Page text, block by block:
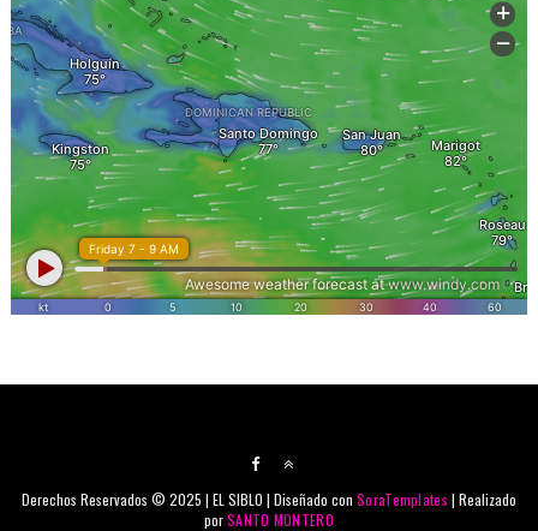
Derechos Reservados © 2025 | EL SIBLO | Diseñado conSoraTemplates | Realizado
porSANTO MONTERO